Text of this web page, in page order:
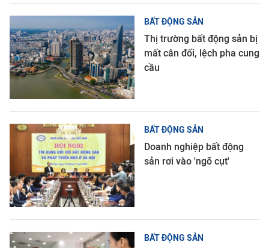
BẤT ĐỘNG SẢN
Thị trường bất động sản bị
mất cân đối, lệch pha cung
cầu
BẤT ĐỘNG SẢN
Doanh nghiệp bất động
sản rơi vào 'ngõ cụt'
BẤT ĐỘNG SẢN